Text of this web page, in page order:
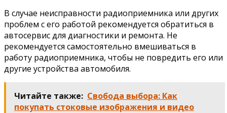
В случае неисправности радиоприемника или других
проблем с его работой рекомендуется обратиться в
автосервис для диагностики и ремонта. Не
рекомендуется самостоятельно вмешиваться в
работу радиоприемника, чтобы не повредить его или
другие устройства автомобиля.
Читайте также: Свобода выбора: Как
покупать стоковые изображения и видео